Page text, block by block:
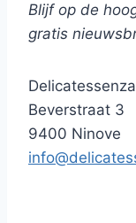
Blijf op de
gratis
Beverstraat 3
9400 Ninove